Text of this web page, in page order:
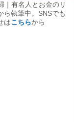
｜有名人とお金のリ
ら執筆中。SNSでも
はこちらから